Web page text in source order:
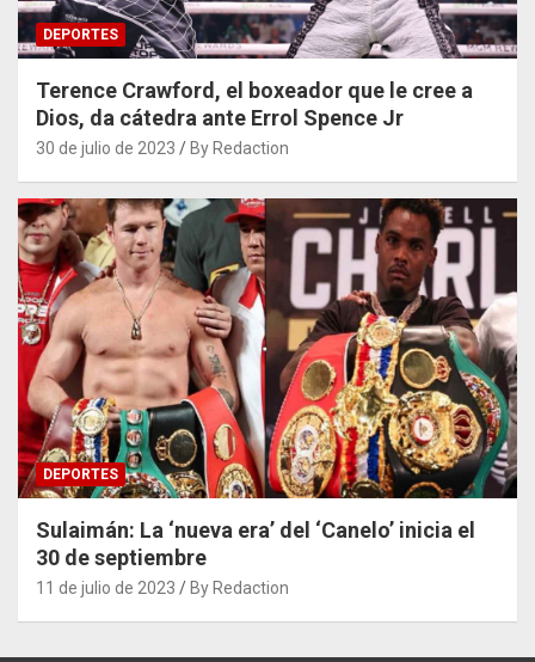
DEPORTES
Terence Crawford, el boxeador que le cree a
Dios, da cátedra ante Errol Spence Jr
30 de julio de 2023 By Redaction
DEPORTES
Sulaimán: La ‘nueva era’ del ‘Canelo’ inicia el
30 de septiembre
11 de julio de 2023 By Redaction